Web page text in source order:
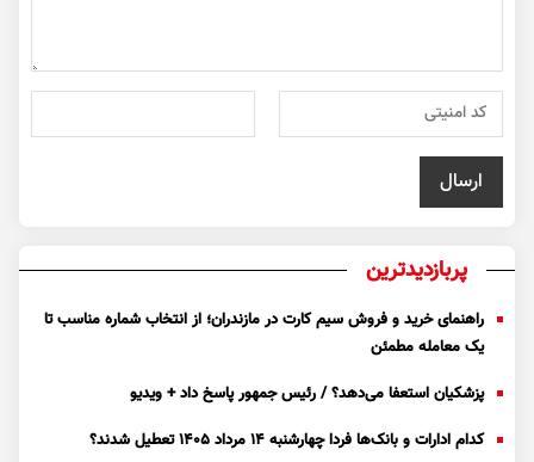
پربازدیدترین
راهنمای خرید و فروش سیم کارت در مازندران؛ از انتخاب شماره مناسب تا
یک معامله مطمئن
پزشکیان استعفا می‌دهد؟ / رئیس جمهور پاسخ داد + ویدیو
کدام ادارات و بانک‌ها فردا چهارشنبه ۱۴ مرداد ۱۴۰۵ تعطیل شدند؟